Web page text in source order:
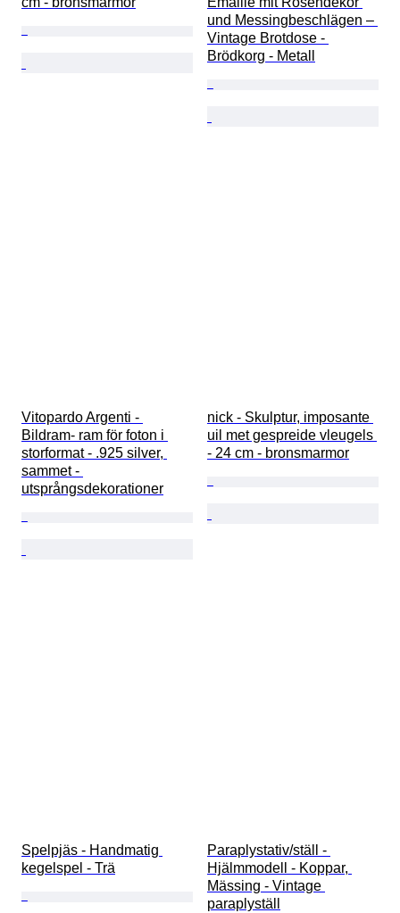
und Messingbeschlägen –
Vintage Brotdose -
Brödkorg - Metall
Vitopardo Argenti -
Bildram- ram för foton i
storformat - .925 silver,
sammet -
utsprångsdekorationer
nick - Skulptur, imposante
uil met gespreide vleugels
- 24 cm - bronsmarmor
Spelpjäs - Handmatig
kegelspel - Trä
Paraplystativ/ställ -
Hjälmmodell - Koppar,
Mässing - Vintage
paraplyställ